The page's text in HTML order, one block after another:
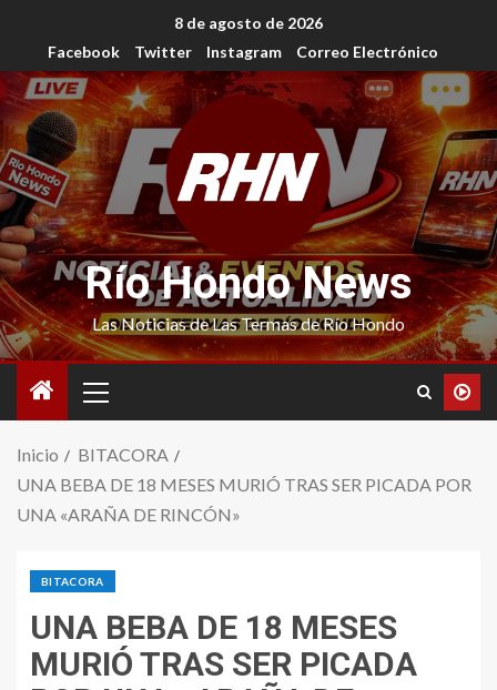
8 de agosto de 2026
Facebook
Twitter Instagram Correo Electrónico
Río Hondo News
Las Noticias de Las Termas de Río Hondo
Inicio
BITACORA
UNA BEBA DE 18 MESES MURIÓ TRAS SER PICADA POR
UNA «ARAÑA DE RINCÓN»
BITACORA
UNA BEBA DE 18 MESES
MURIÓ TRAS SER PICADA